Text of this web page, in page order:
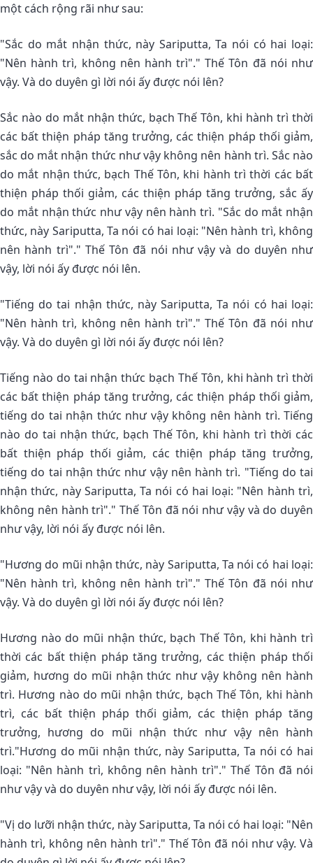
một cách rộng rãi như sau:
"Sắc do mắt nhận thức, này Sariputta, Ta nói có hai loại:
"Nên hành trì, không nên hành trì"." Thế Tôn đã nói như
vậy. Và do duyên gì lời nói ấy được nói lên?
Sắc nào do mắt nhận thức, bạch Thế Tôn, khi hành trì thời
các bất thiện pháp tăng trưởng, các thiện pháp thối giảm,
sắc do mắt nhận thức như vậy không nên hành trì. Sắc nào
do mắt nhận thức, bạch Thế Tôn, khi hành trì thời các bất
thiện pháp thối giảm, các thiện pháp tăng trưởng, sắc ấy
do mắt nhận thức như vậy nên hành trì. "Sắc do mắt nhận
thức, này Sariputta, Ta nói có hai loại: "Nên hành trì, không
nên hành trì"." Thế Tôn đã nói như vậy và do duyên như
vậy, lời nói ấy được nói lên.
"Tiếng do tai nhận thức, này Sariputta, Ta nói có hai loại:
"Nên hành trì, không nên hành trì"." Thế Tôn đã nói như
vậy. Và do duyên gì lời nói ấy được nói lên?
Tiếng nào do tai nhận thức bạch Thế Tôn, khi hành trì thời
các bất thiện pháp tăng trưởng, các thiện pháp thối giảm,
tiếng do tai nhận thức như vậy không nên hành trì. Tiếng
nào do tai nhận thức, bạch Thế Tôn, khi hành trì thời các
bất thiện pháp thối giảm, các thiện pháp tăng trưởng,
tiếng do tai nhận thức như vậy nên hành trì. "Tiếng do tai
nhận thức, này Sariputta, Ta nói có hai loại: "Nên hành trì,
không nên hành trì"." Thế Tôn đã nói như vậy và do duyên
như vậy, lời nói ấy được nói lên.
"Hương do mũi nhận thức, này Sariputta, Ta nói có hai loại:
"Nên hành trì, không nên hành trì"." Thế Tôn đã nói như
vậy. Và do duyên gì lời nói ấy được nói lên?
Hương nào do mũi nhận thức, bạch Thế Tôn, khi hành trì
thời các bất thiện pháp tăng trưởng, các thiện pháp thối
giảm, hương do mũi nhận thức như vậy không nên hành
trì. Hương nào do mũi nhận thức, bạch Thế Tôn, khi hành
trì, các bất thiện pháp thối giảm, các thiện pháp tăng
trưởng, hương do mũi nhận thức như vậy nên hành
trì."Hương do mũi nhận thức, này Sariputta, Ta nói có hai
loại: "Nên hành trì, không nên hành trì"." Thế Tôn đã nói
như vậy và do duyên như vậy, lời nói ấy được nói lên.
"Vị do lưỡi nhận thức, này Sariputta, Ta nói có hai loại: "Nên
hành trì, không nên hành trì"." Thế Tôn đã nói như vậy. Và